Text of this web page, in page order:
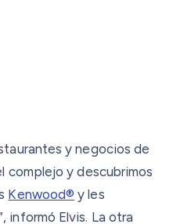
y negocios de
complejo y descubrimos
Kenwood® y les
informó Elvis. La otra